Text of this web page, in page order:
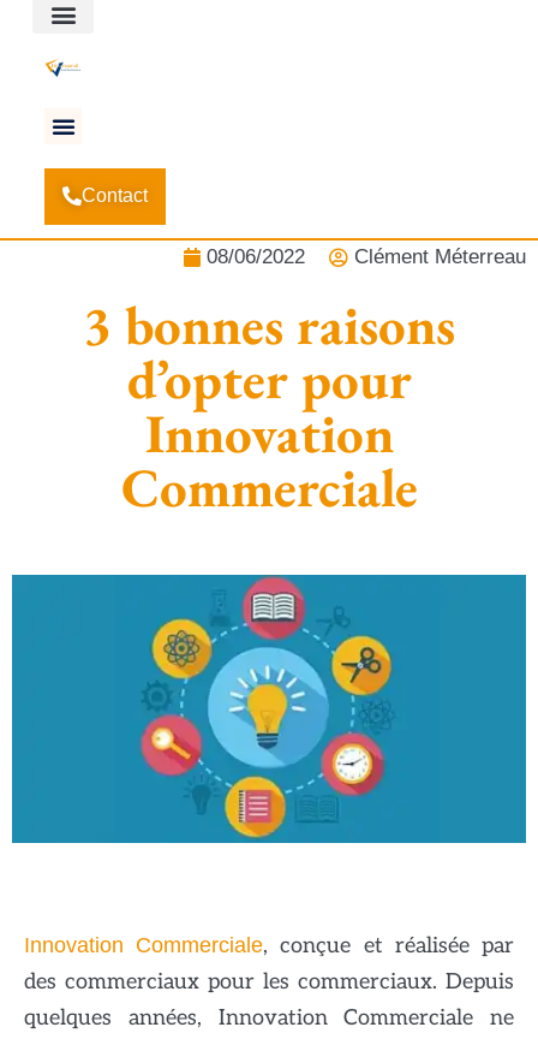
Contact
Accueil-Actualités
Innovation Commerciale
08/06/2022 Clément Méterreau
3 bonnes raisons
d’opter pour
Innovation
Commerciale
Innovation Commerciale, conçue et réalisée par
des commerciaux pour les commerciaux. Depuis
quelques années, Innovation Commerciale ne